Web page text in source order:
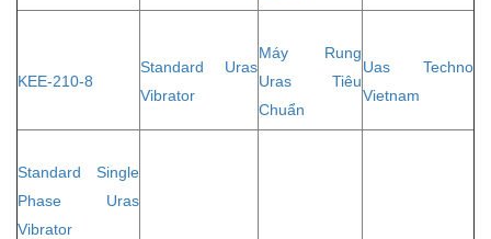
KEE-210-8
Standard Uras
Vibrator
Máy Rung
Uras Tiêu
Chuẩn
Uas Techno
Vietnam
Standard Single
Phase Uras
Vibrator